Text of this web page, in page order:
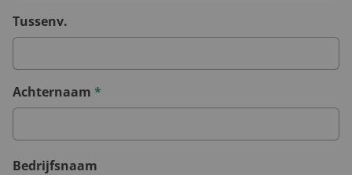
Tussenv.
Achternaam *
Bedrijfsnaam